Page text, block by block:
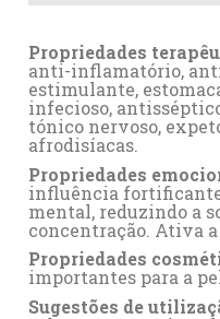
Propriedades
anti-inflamatório,
estimulante,
infecioso,
tónico nervoso,
afrodisíacas.
Propriedades
influência
mental, reduzindo a
concentração. Ativa
Propriedades
importantes para a
Sugestões de